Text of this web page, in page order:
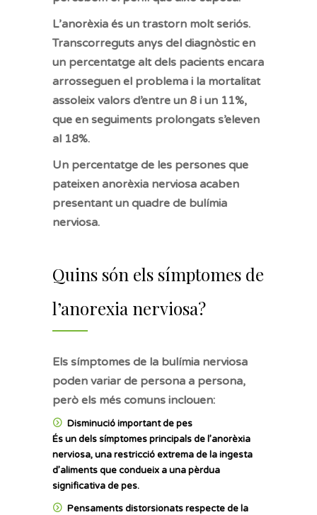
L’anorèxia és un trastorn molt seriós.
Transcorreguts anys del diagnòstic en
un percentatge alt dels pacients encara
arrosseguen el problema i la mortalitat
assoleix valors d’entre un 8 i un 11%,
que en seguiments prolongats s’eleven
al 18%.
Un percentatge de les persones que
pateixen anorèxia nerviosa acaben
presentant un quadre de bulímia
nerviosa.
Quins són els símptomes de
l’anorexia nerviosa?
Els símptomes de la bulímia nerviosa
poden variar de persona a persona,
però els més comuns inclouen:
Disminució important de pes
És un dels símptomes principals de l’anorèxia
nerviosa, una restricció extrema de la ingesta
d’aliments que condueix a una pèrdua
significativa de pes.
Pensaments distorsionats respecte de la